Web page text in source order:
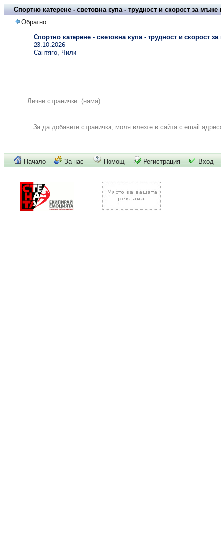
Спортно катерене - световна купа - трудност и скорост за мъже
Обратно
Спортно катерене - световна купа - трудност и скорост
23.10.2026
Сантяго, Чили
Лични странички: (няма)
За да добавите страничка, моля влезте в сайта с email
Начало За нас Помощ Регистрация Вход